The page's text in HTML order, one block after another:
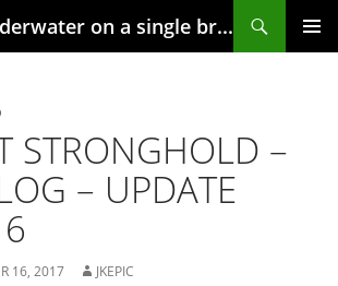
ApneaSite – underwater on a single breath
STRONGHOLD –
– UPDATE
16, 2017 JKEPIC